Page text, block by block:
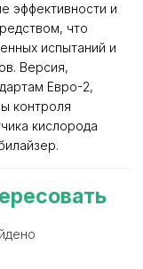
эффективности и
что
испытаний и
Версия,
Евро-2,
контроля
кислорода